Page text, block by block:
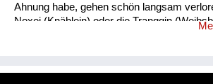
Ahnung habe, gehen schön langsam
Noxei (Knäblein) oder die Tranggin
kann dabei „kasig“ sein, also herzig, die